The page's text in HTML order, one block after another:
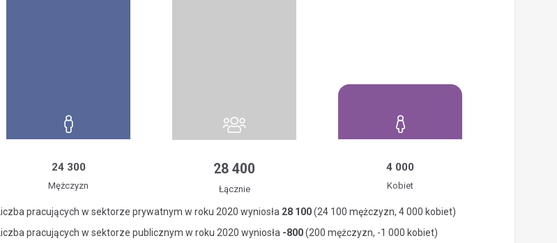
24 300
Mężczyzn
28 400
Łącznie
4 000
Kobiet
Liczba pracujących w sektorze prywatnym w roku 2020 wyniosła 28 100(24 100 mężczyzn, 4 000 kobiet)
Liczba pracujących w sektorze publicznym w roku 2020 wyniosła -800(200 mężczyzn, -1 000 kobiet)